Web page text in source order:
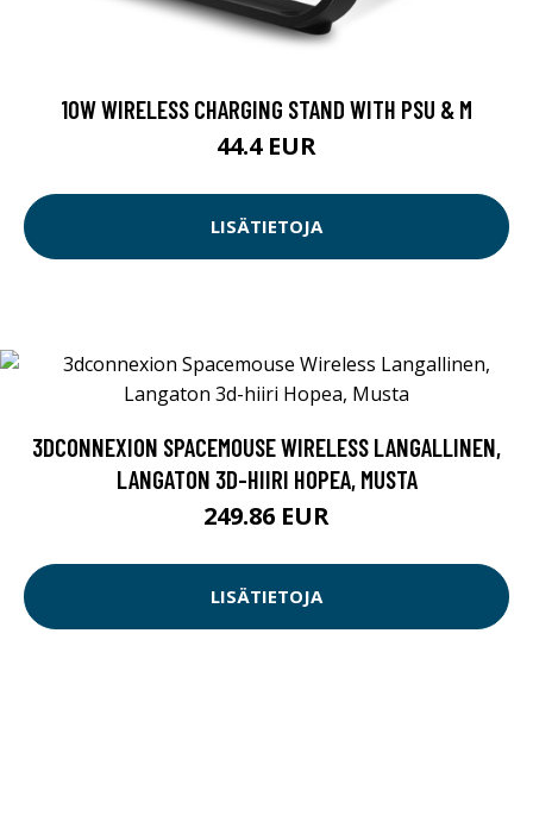
10W WIRELESS CHARGING STAND WITH PSU & M
44.4 EUR
LISÄTIETOJA
3DCONNEXION SPACEMOUSE WIRELESS LANGALLINEN,
LANGATON 3D-HIIRI HOPEA, MUSTA
249.86 EUR
LISÄTIETOJA